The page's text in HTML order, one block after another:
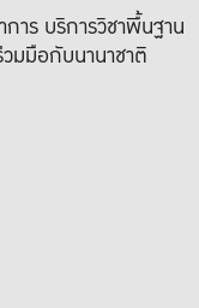
ร บริการวิชาพื้นฐาน
มมือกับนานาชาติ